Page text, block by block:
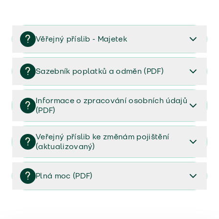
Věřejný příslib - Majetek
Věřejný příslib majetek 2023
Sazebník poplatků a odměn (PDF)
Sazebník poplatků a odměn (PDF)
Informace o zpracování osobních údajů
(PDF)
Informace o zpracování osobních údajů (PDF)
Veřejný příslib ke změnám pojištění
(aktualizovaný)
Veřejný příslib ke změnám pojištění (aktualizovaný)
Plná moc (PDF)